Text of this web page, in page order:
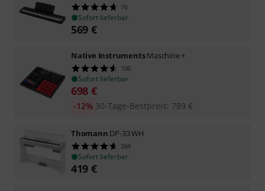
76
Sofort lieferbar
569 €
Native InstrumentsMaschine +
100
Sofort lieferbar
698 €
30-Tage-Bestpreis: 789 €
-12%
Thomann DP-33 WH
264
Sofort lieferbar
419 €